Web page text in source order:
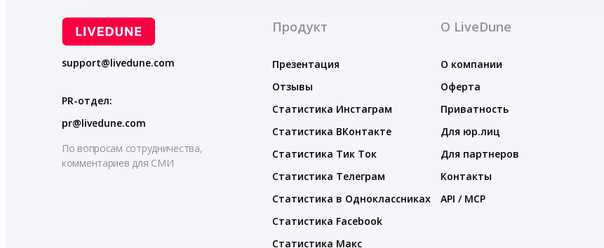
support@livedune.com
PR-отдел:
pr@livedune.com
По вопросам сотрудничества,
комментариев для СМИ
Продукт
Презентация
Отзывы
Статистика Инстаграм
Статистика ВКонтакте
Статистика Тик Ток
Статистика Телеграм
Статистика в Одноклассниках
Статистика Facebook
Статистика Макс
О LiveDune
О компании
Оферта
Приватность
Для юр.лиц
Для партнеров
Контакты
API / MCP